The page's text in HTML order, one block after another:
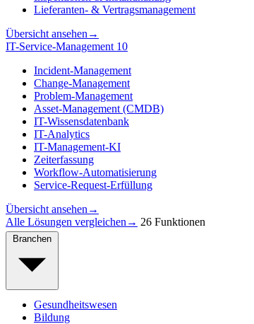
Lieferanten- & Vertragsmanagement
Übersicht ansehen →
IT-Service-Management 10
Incident-Management
Change-Management
Problem-Management
Asset-Management (CMDB)
IT-Wissensdatenbank
IT-Analytics
IT-Management-KI
Zeiterfassung
Workflow-Automatisierung
Service-Request-Erfüllung
Übersicht ansehen →
Alle Lösungen vergleichen → 26 Funktionen
Gesundheitswesen
Bildung